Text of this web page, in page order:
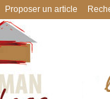
Proposer un article